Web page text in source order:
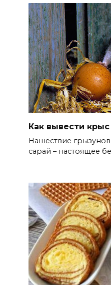
Как вывести
Нашествие
сарай – настоящее